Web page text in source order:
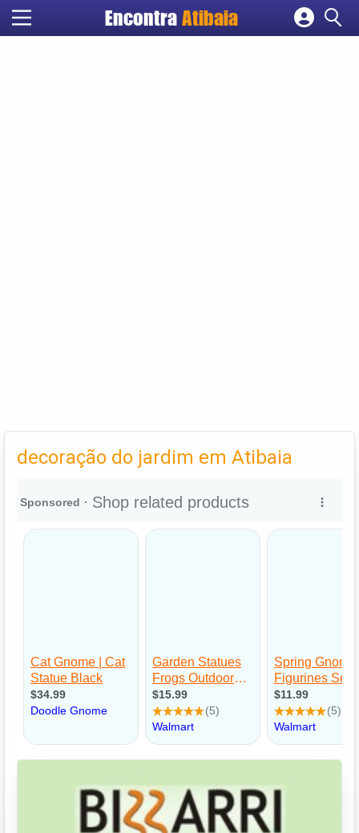
Encontra Atibaia
decoração do jardim em Atibaia